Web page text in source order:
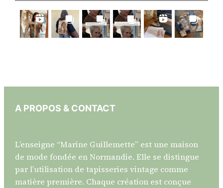
A PROPOS & CONTACT
L’enseigne “Marine Guillemette” est une maison
de mode fondée en Normandie. Elle se distingue
par l’utilisation de tapisseries vintage comme
matière première. Chaque création est conçue